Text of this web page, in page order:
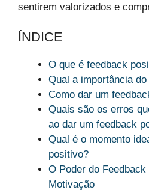
sentirem valorizados e
ÍNDICE
O que é feedback
Qual a importância
Como dar um
Quais são os erros
ao dar um feedback
Qual é o momento
positivo?
O Poder do
Motivação